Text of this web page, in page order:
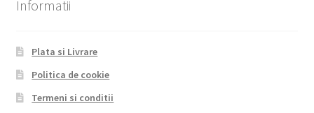
Informatii
Plata si Livrare
Politica de cookie
Termeni si conditii